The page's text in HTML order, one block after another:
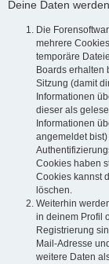
Deine Daten
Die
mehrere
temporäre
Boards erhalten
Sitzung (damit
Informationen
dieser als
Informationen
angemeldet
Cookies haben
Cookies kannst
löschen.
Weiterhin
in deinem Profil
Registrierung
Mail-Adresse
weitere Daten